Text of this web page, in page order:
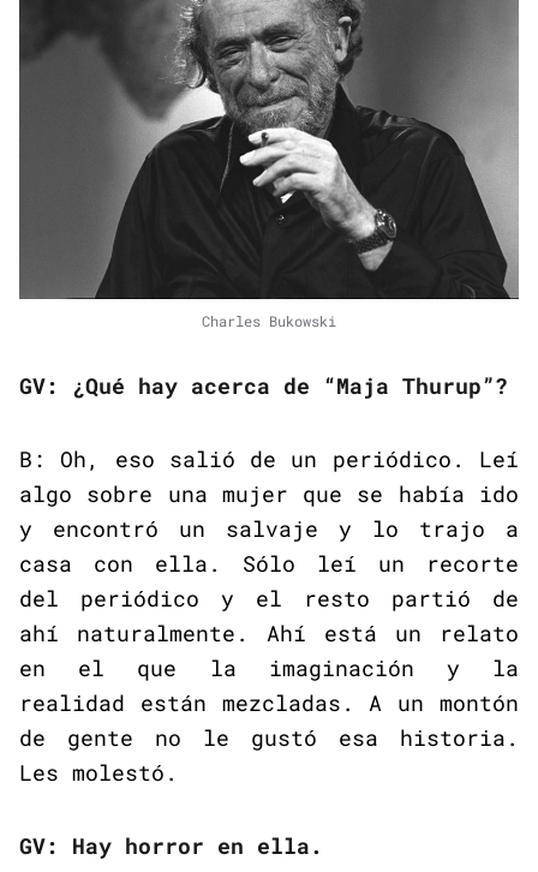
Charles Bukowski
GV: ¿Qué hay acerca de “Maja Thurup”?
B: Oh, eso salió de un periódico. Leí
algo sobre una mujer que se había ido
y encontró un salvaje y lo trajo a
casa con ella. Sólo leí un recorte
del periódico y el resto partió de
ahí naturalmente. Ahí está un relato
en el que la imaginación y la
realidad están mezcladas. A un montón
de gente no le gustó esa historia.
Les molestó.
GV: Hay horror en ella.